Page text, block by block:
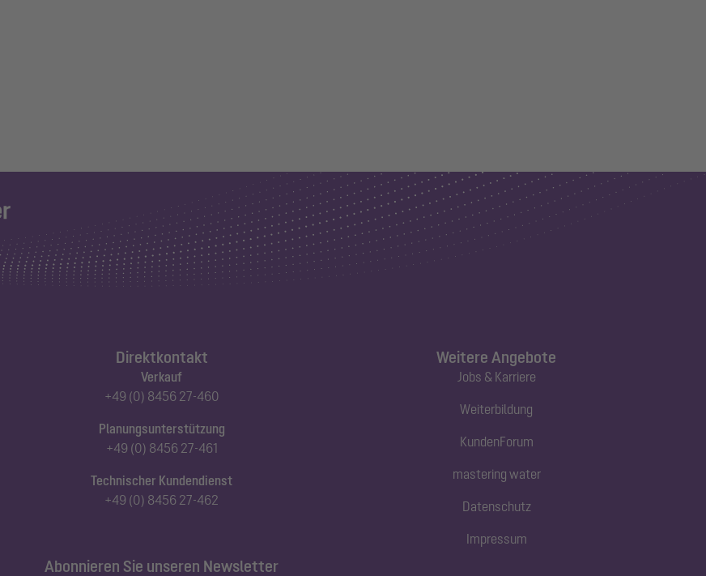
Direktkontakt
Verkauf
+49 (0) 8456 27-460
Planungsunterstützung
+49 (0) 8456 27-461
Technischer Kundendienst
+49 (0) 8456 27-462
Abonnieren Sie unseren Newsletter
Weitere Angebote
Jobs & Karriere
Weiterbildung
KundenForum
mastering water
Datenschutz
Impressum